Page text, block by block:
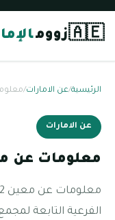
🇦🇪زووم
الرئيسية/عن الامارات/
عن الامارات
معلومات عن
الفرعية التابعة